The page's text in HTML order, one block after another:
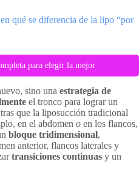
qué se diferencia de la lipo “por
para elegir la mejor
sino una estrategia de
el tronco para lograr un
que la liposucción tradicional
en el abdomen o en los flancos,
bloque tridimensional,
anterior, flancos laterales y
transiciones continuas y un